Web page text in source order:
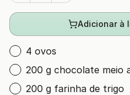
Adicionar à
4 ovos
200 g chocolate meio
200 g farinha de trigo